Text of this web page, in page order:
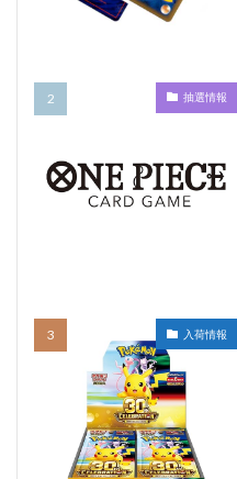
抽選情報
入荷情報